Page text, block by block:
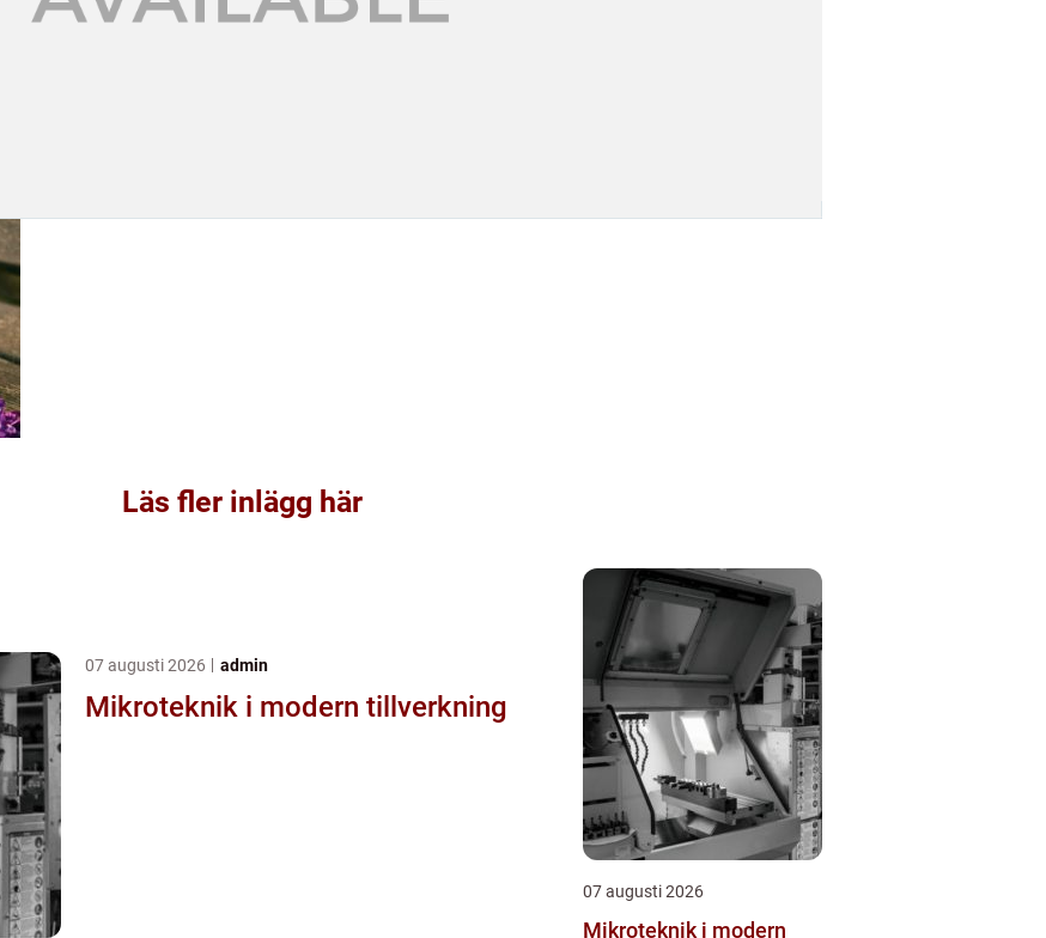
Läs fler inlägg här
07 augusti 2026 admin
Mikroteknik i modern tillverkning
07 augusti 2026
Mikroteknik i modern